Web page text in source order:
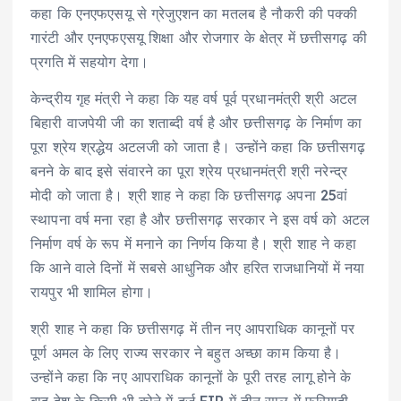
कहा कि एनएफएसयू से ग्रेजुएशन का मतलब है नौकरी की पक्की
गारंटी और एनएफएसयू शिक्षा और रोजगार के क्षेत्र में छत्तीसगढ़ की
प्रगति में सहयोग देगा।
केन्द्रीय गृह मंत्री ने कहा कि यह वर्ष पूर्व प्रधानमंत्री श्री अटल
बिहारी वाजपेयी जी का शताब्दी वर्ष है और छत्तीसगढ़ के निर्माण का
पूरा श्रेय श्रद्धेय अटलजी को जाता है। उन्होंने कहा कि छत्तीसगढ़
बनने के बाद इसे संवारने का पूरा श्रेय प्रधानमंत्री श्री नरेन्द्र
मोदी को जाता है। श्री शाह ने कहा कि छत्तीसगढ़ अपना 25वां
स्थापना वर्ष मना रहा है और छत्तीसगढ़ सरकार ने इस वर्ष को अटल
निर्माण वर्ष के रूप में मनाने का निर्णय किया है। श्री शाह ने कहा
कि आने वाले दिनों में सबसे आधुनिक और हरित राजधानियों में नया
रायपुर भी शामिल होगा।
श्री शाह ने कहा कि छत्तीसगढ़ में तीन नए आपराधिक कानूनों पर
पूर्ण अमल के लिए राज्य सरकार ने बहुत अच्छा काम किया है।
उन्होंने कहा कि नए आपराधिक कानूनों के पूरी तरह लागू होने के